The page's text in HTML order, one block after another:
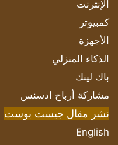
الإنترنت
كمبيوتر
الأجهزة
الذكاء المنزلي
باك لينك
مشاركة أرباح ادسنس
نشر مقال جيست بوست
English